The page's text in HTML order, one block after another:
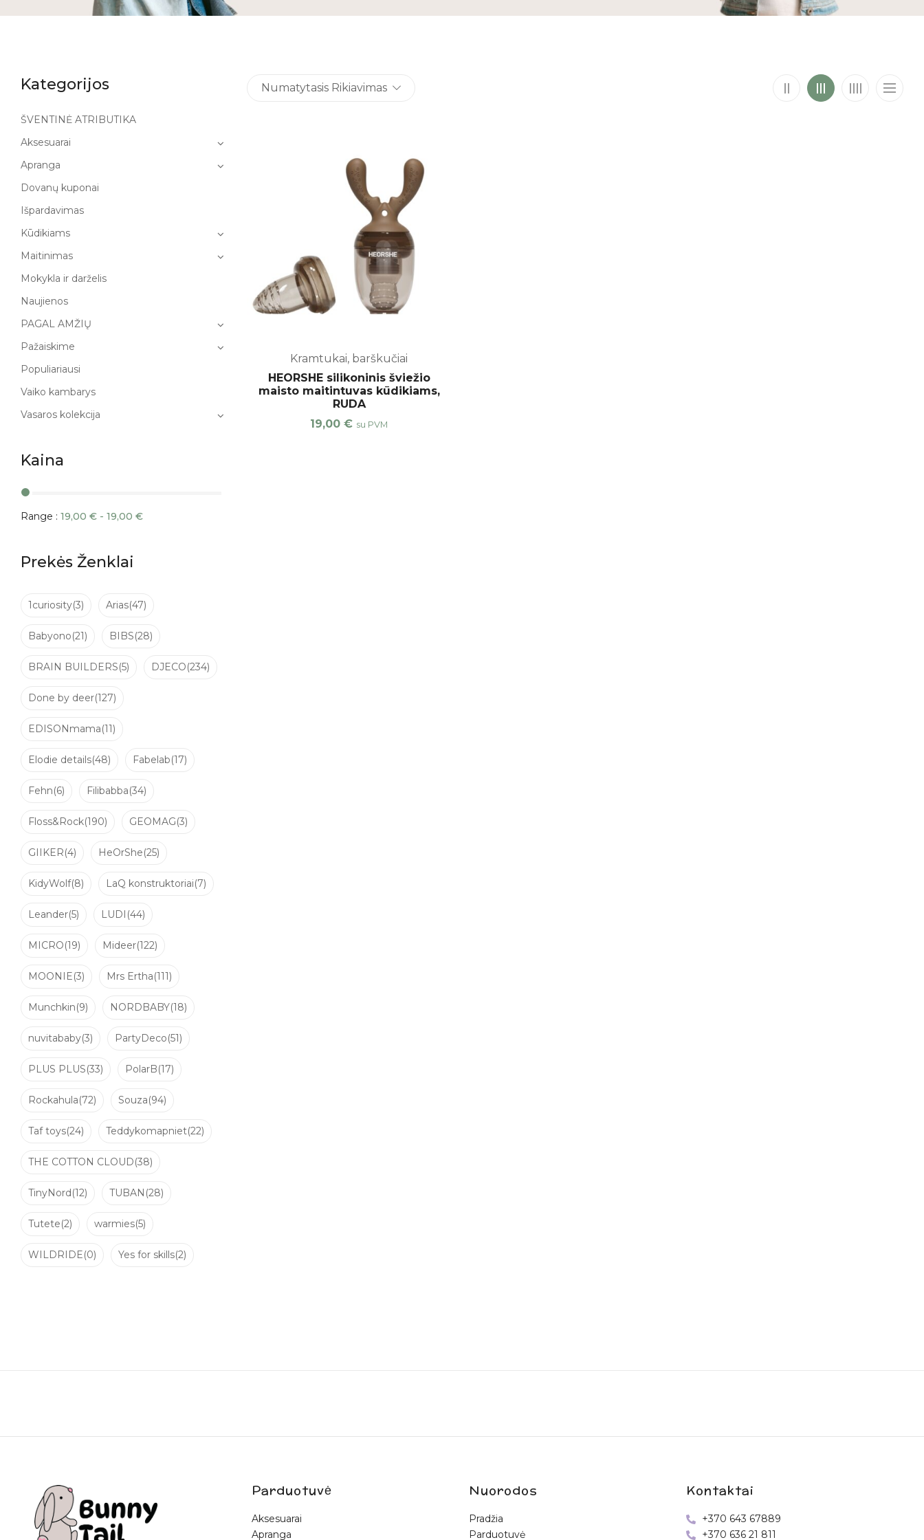
Kategorijos
ŠVENTINĖ ATRIBUTIKA
Aksesuarai
Apranga
Dovanų kuponai
Išpardavimas
Kūdikiams
Maitinimas
Mokykla ir darželis
Naujienos
PAGAL AMŽIŲ
Pažaiskime
Populiariausi
Vaiko kambarys
Vasaros kolekcija
Kaina
Range : 19,00 € - 19,00 €
Prekės Ženklai
1curiosity(3) Arias(47)
Babyono(21) BIBS(28)
BRAIN BUILDERS(5) DJECO(234)
Done by deer(127)
EDISONmama(11)
Elodie details(48) Fabelab(17)
Fehn(6) Filibabba(34)
Floss&Rock(190) GEOMAG(3)
GIIKER(4) HeOrShe(25)
KidyWolf(8) LaQ konstruktoriai(7)
Leander(5) LUDI (44)
MICRO(19) Mideer(122)
MOONIE(3) Mrs Ertha(111)
Munchkin(9) NORDBABY(18)
nuvitababy(3) PartyDeco(51)
PLUS PLUS(33) PolarB(17)
Rockahula(72) Souza(94)
Taf toys(24) Teddykomapniet(22)
THE COTTON CLOUD(38)
TinyNord(12) TUBAN (28)
Tutete(2) warmies(5)
WILDRIDE(0) Yes for skills(2)
Numatytasis Rikiavimas
Kramtukai, barškučiai
HEORSHE silikoninis šviežio
maisto maitintuvas kūdikiams,
RUDA
19,00€ su PVM
Parduotuvė
Aksesuarai
Apranga
Nuorodos
Pradžia
Parduotuvė
Kontaktai
+370 643 67889
+370 636 21 811